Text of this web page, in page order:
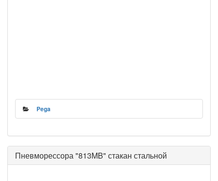
Pega
Пневморессора "813MB" стакан стальной